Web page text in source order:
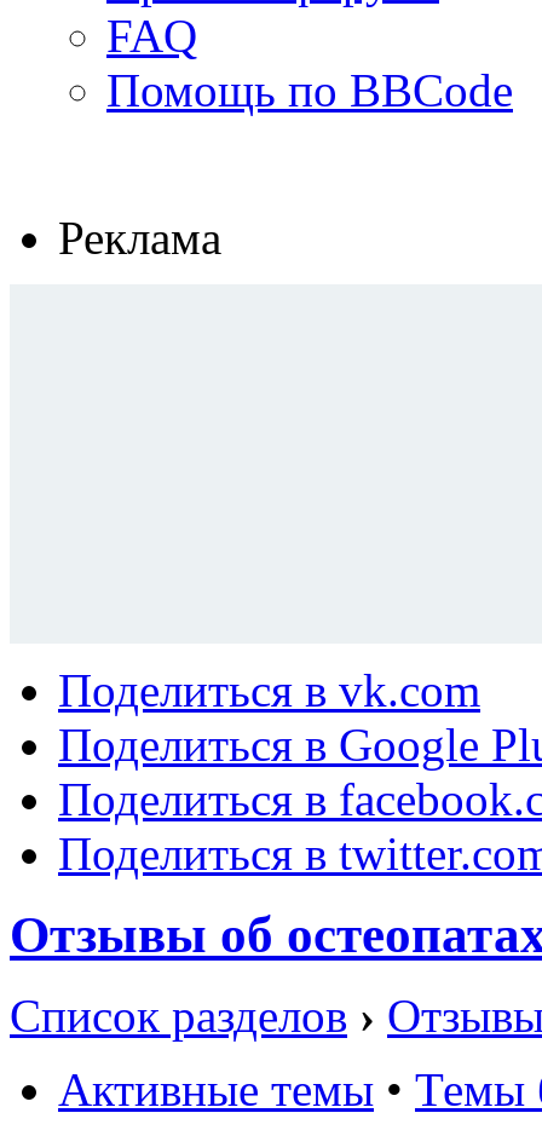
FAQ
Помощь по BBCode
Реклама
Поделиться в vk.com
Поделиться в Google
Поделиться в
Поделиться в
Отзывы об
Список разделов ›
Активные темы • Темы